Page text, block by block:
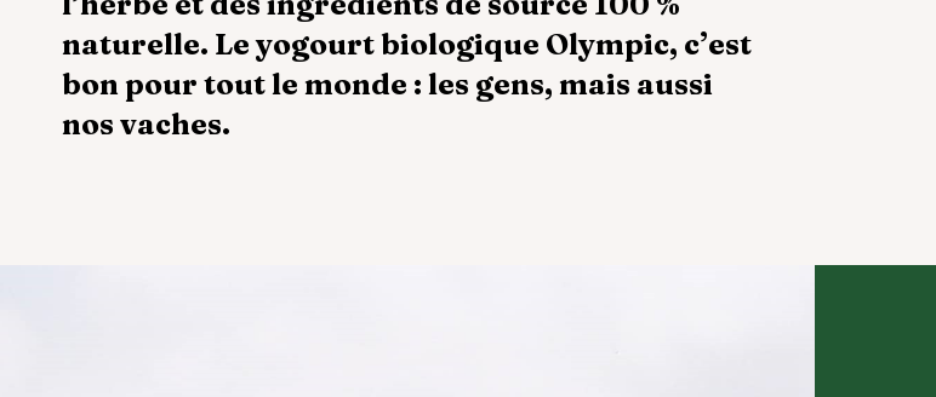
naturelle. Le yogourt biologique Olympic, c’est
bon pour tout le monde : les gens, mais aussi
nos vaches.